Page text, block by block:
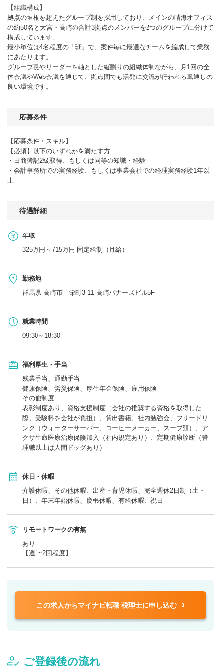
【組織構成】
拠点の垣根を超えたグループ制を採用しており、メインの晴海オフィス
の約50名と大宮・高崎の合計3拠点のメンバーを2つのグループに分けて
構成しています。
最小単位は4名程度の「班」で、案件毎に最適なチームを編成して業務
にあたります。
グループ長やリーダーを軸とした縦割りの組織体制ながら、月1回の全
体会議やWeb会議を通じて、拠点間でも活発に交流が行われる風通しの
良い環境です。
応募条件
【応募条件・スキル】
【必須】以下のいずれかを満たす方
・日商簿記2級取得、もしくは同等の知識・経験
・会計事務所での実務経験、もしくは事業会社での経理実務経験1年以
上
待遇詳細
年収
325万円～715万円 固定給制（月給）
勤務地
群馬県 高崎市 栄町3-11 高崎バナーズビル5F
就業時間
09:30～18:30
福利厚生・手当
残業手当、通勤手当
健康保険、労災保険、厚生年金保険、雇用保険
その他制度
表彰制度あり、資格支援制度（会社の推奨する資格を取得した
際、受験料を会社が負担）、貸出書籍、社内勉強会、フリードリ
ンク（ウォーターサーバー、コーヒーメーカー、スープ類）、ア
クサ生命医療治療保険加入（社内規定あり）、定期健康診断（管
理職以上は人間ドッグあり）
休日・休暇
介護休暇、その他休暇、出産・育児休暇、完全週休2日制（土・
日）、年末年始休暇、慶弔休暇、有給休暇、祝日
リモートワークの有無
あり
【週1~2回程度】
この求人からマイナビ転職 税理士に申し込む
ご登録後の流れ